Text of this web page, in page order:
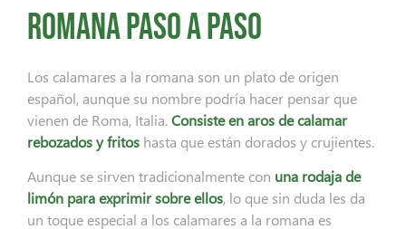
romana paso a paso
Los calamares a la romana son un plato de origen
español, aunque su nombre podría hacer pensar que
vienen de Roma, Italia.Consiste en aros de calamar
rebozados y fritos hasta que están dorados y crujientes.
Aunque se sirven tradicionalmente con una rodaja de
limón para exprimir sobre ellos, lo que sin duda les da
un toque especial a los calamares a la romana es